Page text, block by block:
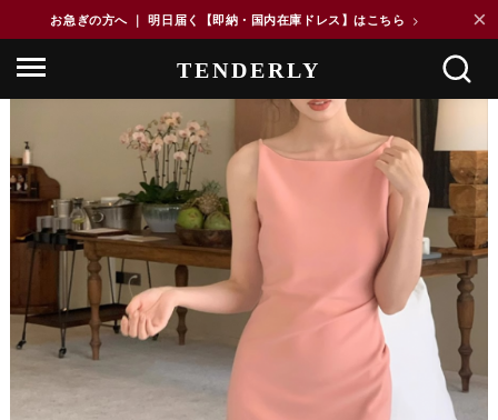
お急ぎの方へ ｜ 明日届く【即納・国内在庫ドレス】はこちら > ×